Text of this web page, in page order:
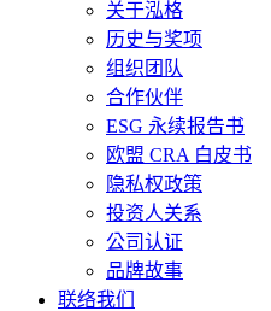
关于泓格
历史与奖项
组织团队
合作伙伴
ESG 永续报告书
欧盟 CRA 白皮书
隐私权政策
投资人关系
公司认证
品牌故事
联络我们